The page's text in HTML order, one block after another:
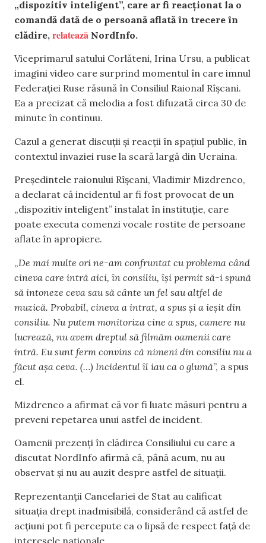
„dispozitiv inteligent”, care ar fi reacționat la o
comandă dată de o persoană aflată în trecere în
clădire, relatează NordInfo.
Viceprimarul satului Corlăteni, Irina Ursu, a publicat
imagini video care surprind momentul în care imnul
Federației Ruse răsună în Consiliul Raional Rîșcani.
Ea a precizat că melodia a fost difuzată circa 30 de
minute în continuu.
Cazul a generat discuții și reacții în spațiul public, în
contextul invaziei ruse la scară largă din Ucraina.
Președintele raionului Rîșcani, Vladimir Mizdrenco,
a declarat că incidentul ar fi fost provocat de un
„dispozitiv inteligent” instalat în instituție, care
poate executa comenzi vocale rostite de persoane
aflate în apropiere.
„De mai multe ori ne-am confruntat cu problema când
cineva care intră aici, în consiliu, își permit să-i spună
să intoneze ceva sau să cânte un fel sau altfel de
muzică. Probabil, cineva a intrat, a spus și a ieșit din
consiliu. Nu putem monitoriza cine a spus, camere nu
lucrează, nu avem dreptul să filmăm oamenii care
intră. Eu sunt ferm convins că nimeni din consiliu nu a
făcut așa ceva. (…) Incidentul îl iau ca o glumă”, a spus
el.
Mizdrenco a afirmat că vor fi luate măsuri pentru a
preveni repetarea unui astfel de incident.
Oamenii prezenți în clădirea Consiliului cu care a
discutat NordInfo afirmă că, până acum, nu au
observat și nu au auzit despre astfel de situații.
Reprezentanții Cancelariei de Stat au calificat
situația drept inadmisibilă, considerând că astfel de
acțiuni pot fi percepute ca o lipsă de respect față de
interesele naționale.